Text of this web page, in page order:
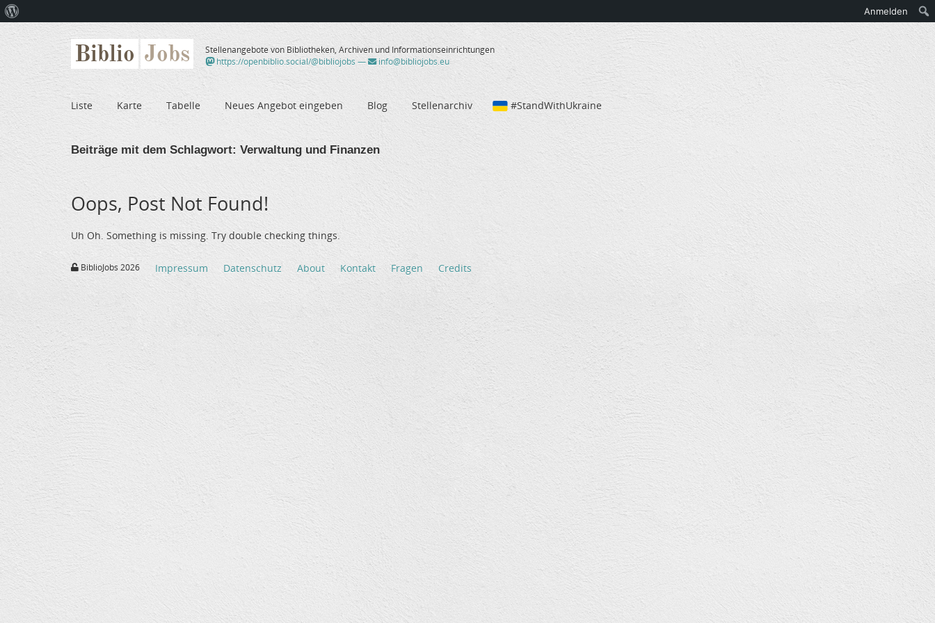
Biblio Jobs
Stellenangebote von Bibliotheken, Archiven und Informationseinrichtungen
https://openbiblio.social/@bibliojobs — info@bibliojobs.eu
Liste Karte Tabelle Neues Angebot eingeben Blog Stellenarchiv #StandWithUkraine
Beiträge mit dem Schlagwort: Verwaltung und Finanzen
Oops, Post Not Found!
Uh Oh. Something is missing. Try double checking things.
BiblioJobs 2026 Impressum Datenschutz About Kontakt Fragen Credits
WordPress
Anmelden